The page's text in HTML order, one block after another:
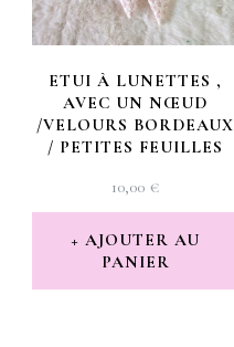
ETUI À LUNETTES ,
AVEC UN NŒUD
/VELOURS BORDEAUX
/ PETITES FEUILLES
10,00 €
AJOUTER AU
PANIER